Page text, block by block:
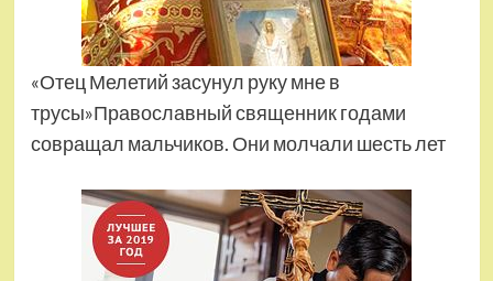
«Отец Мелетий засунул руку мне в
трусы»Православный священник годами
совращал мальчиков. Они молчали шесть лет